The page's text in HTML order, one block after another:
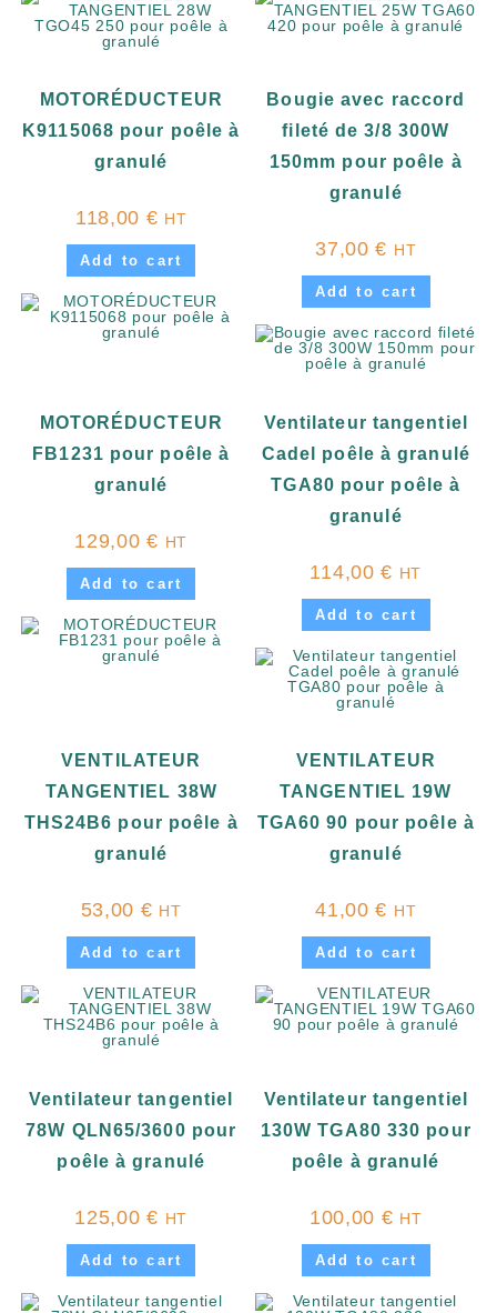
MOTORÉDUCTEUR
K9115068 pour poêle à
granulé
118,00 € HT
Add to cart
Bougie avec raccord
fileté de 3/8 300W
150mm pour poêle à
granulé
37,00€ HT
Add to cart
MOTORÉDUCTEUR
FB1231 pour poêle à
granulé
129,00€ HT
Add to cart
Ventilateur tangentiel
Cadel poêle à granulé
TGA80 pour poêle à
granulé
114,00€ HT
Add to cart
VENTILATEUR
TANGENTIEL 38W
THS24B6 pour poêle à
granulé
53,00 € HT
Add to cart
VENTILATEUR
TANGENTIEL 19W
TGA60 90 pour poêle à
granulé
41,00€ HT
Add to cart
Ventilateur tangentiel
78W QLN65/3600 pour
poêle à granulé
125,00€ HT
Add to cart
Ventilateur tangentiel
130W TGA80 330 pour
poêle à granulé
100,00 € HT
Add to cart